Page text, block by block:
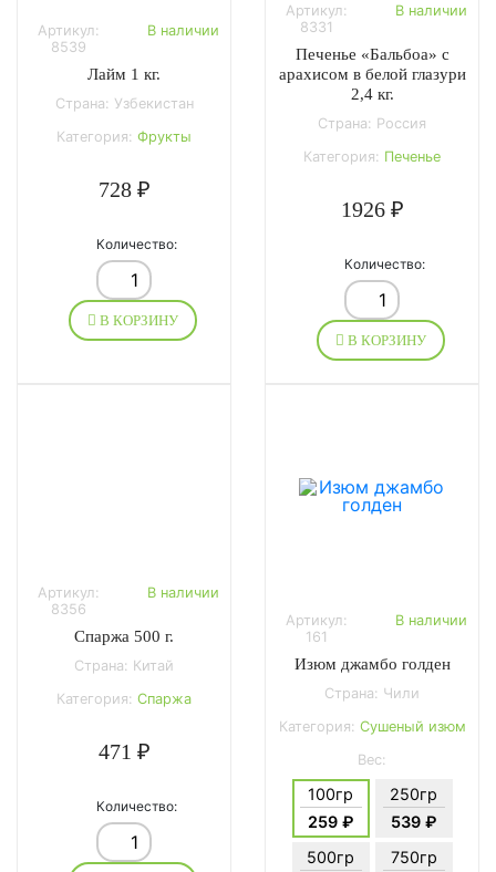
Артикул:
8539
В наличии
Лайм 1 кг.
Страна: Узбекистан
Категория: Фрукты
728 ₽
Количество:
В КОРЗИНУ
Артикул:
8331
В наличии
Печенье «Бальбоа» с
арахисом в белой глазури
2,4 кг.
Страна: Россия
Категория: Печенье
1926 ₽
Количество:
В КОРЗИНУ
Артикул:
8356
В наличии
Спаржа 500 г.
Страна: Китай
Категория: Спаржа
471 ₽
Количество:
Артикул:
161
В наличии
Изюм джамбо голден
Страна: Чили
Категория: Сушеный изюм
Вес:
100гр
259 ₽
250гр
539 ₽
500гр
750гр